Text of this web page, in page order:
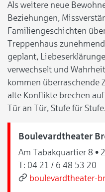
Als weitere neue
Beziehungen,
Familiengeschichten
Treppenhaus
geplant,
verwechselt und
kommen überraschende
alte Konflikte brechen
Tür an Tür, Stufe für Stufe.
Boulevardtheater
Am Tabakquartier 8 •
T: 04 21 / 6 48 53 20
boulevardtheater-